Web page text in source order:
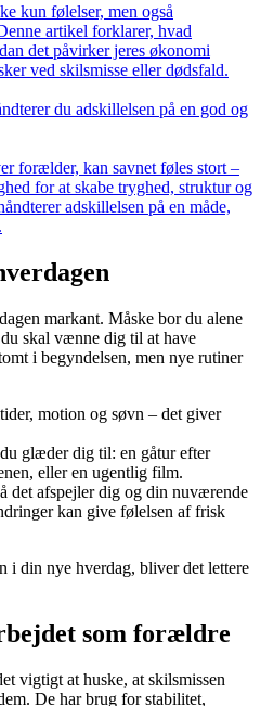
kun følelser, men også
artikel forklarer, hvad
det påvirker jeres økonomi
ved skilsmisse eller dødsfald.
du adskillelsen på en god og
forælder, kan savnet føles stort –
for at skabe tryghed, struktur og
adskillelsen på en måde,
markant. Måske bor du alene
skal vænne dig til at have
i begyndelsen, men nye rutiner
motion og søvn – det giver
glæder dig til: en gåtur efter
eller en ugentlig film.
det afspejler dig og din nuværende
kan give følelsen af frisk
i din nye hverdag, bliver det lettere
som forældre
vigtigt at huske, at skilsmissen
De har brug for stabilitet,